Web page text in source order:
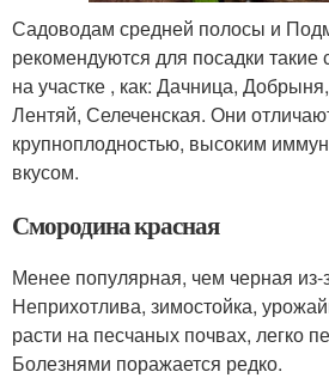
Садоводам средней полосы и
рекомендуются для посадки такие
на участке , как: Дачница,
Лентяй, Селеченская. Они
крупноплодностью, высоким
вкусом.
Смородина красная
Менее популярная, чем черная из-
Неприхотлива, зимостойка,
расти на песчаных почвах, легко
Болезнями поражается редко.